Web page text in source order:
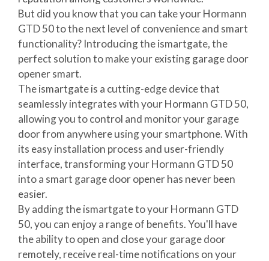
But did you know that you can take your Hormann
GTD 50 to the next level of convenience and smart
functionality? Introducing the ismartgate, the
perfect solution to make your existing garage door
opener smart.
The ismartgate is a cutting-edge device that
seamlessly integrates with your Hormann GTD 50,
allowing you to control and monitor your garage
door from anywhere using your smartphone. With
its easy installation process and user-friendly
interface, transforming your Hormann GTD 50
into a smart garage door opener has never been
easier.
By adding the ismartgate to your Hormann GTD
50, you can enjoy a range of benefits. You'll have
the ability to open and close your garage door
remotely, receive real-time notifications on your